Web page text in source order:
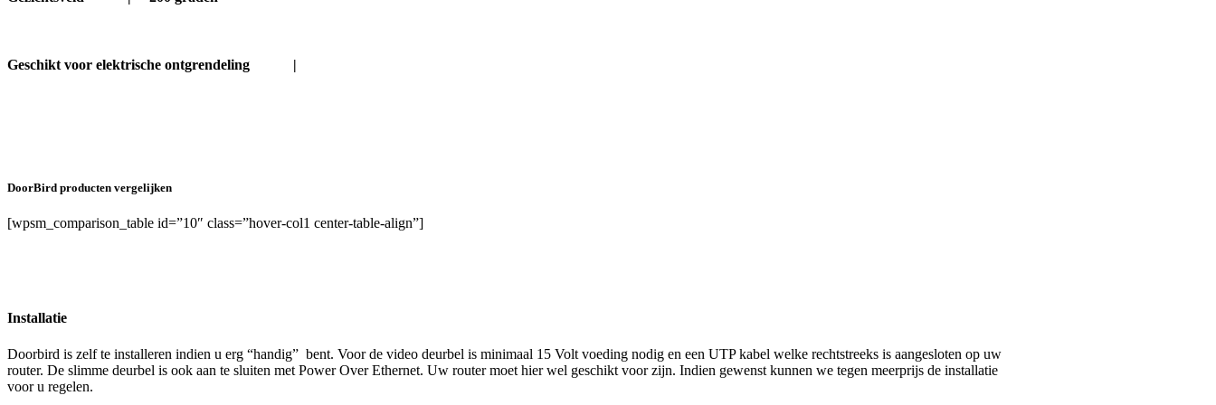
Geschikt voor elektrische ontgrendeling |
DoorBird producten vergelijken
[wpsm_comparison_table id=”10″ class=”hover-col1 center-table-align”]
Installatie
Doorbird is zelf te installeren indien u erg “handig” bent. Voor de video deurbel is minimaal 15 Volt voeding nodig en een UTP kabel welke rechtstreeks is aangesloten op uw
router. De slimme deurbel is ook aan te sluiten met Power Over Ethernet. Uw router moet hier wel geschikt voor zijn. Indien gewenst kunnen we tegen meerprijs de installatie
voor u regelen.